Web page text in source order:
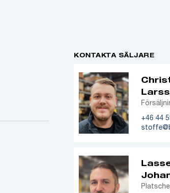
KONTAKTA SÄLJARE
+46 44